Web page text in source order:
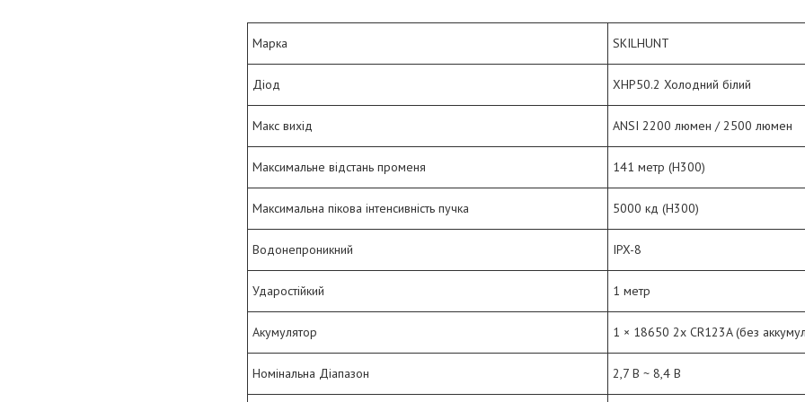
Марка SKILHUNT
Діод XHP50.2 Холодний білий
Макс вихід ANSI 2200 люмен / 2500 люмен
Максимальне відстань променя 141 метр (H300)
Максимальна пікова інтенсивність пучка 5000 кд (H300)
Водонепроникний IPX-8
Ударостійкий 1 метр
Акумулятор 1 × 18650 2x CR123A(без
Номінальна Діапазон 2,7 В ~ 8,4 В